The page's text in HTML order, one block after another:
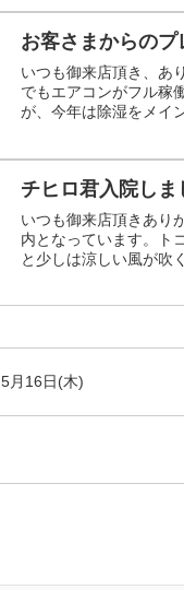
お客さまからの
いつも御来店頂き、あ
でもエアコンがフル稼
が、今年は除湿をメイ
チヒロ君入院しま
いつも御来店頂きあり
内となっています。ト
と少しは涼しい風が吹
5月16日(木)